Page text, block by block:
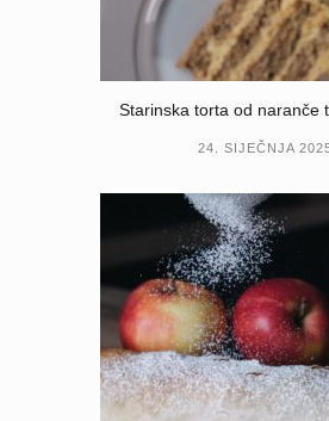
Starinska torta od naranče
24. SIJEČNJA